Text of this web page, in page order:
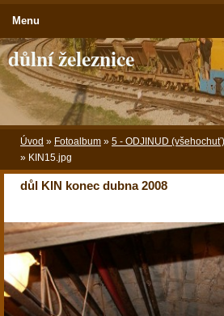
důlní železnice
Úvod » Fotoalbum » 5 - ODJINUD (všehochuť)
» KIN15.jpg
důl KIN konec dubna 2008
Menu